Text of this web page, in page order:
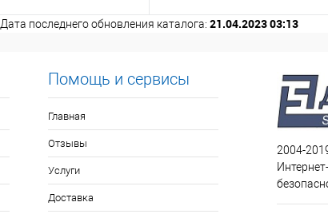
Дата последнего обновления каталога: 21.04.2023 03:13
Помощь и сервисы
Главная
Отзывы
Услуги
Доставка
2004-